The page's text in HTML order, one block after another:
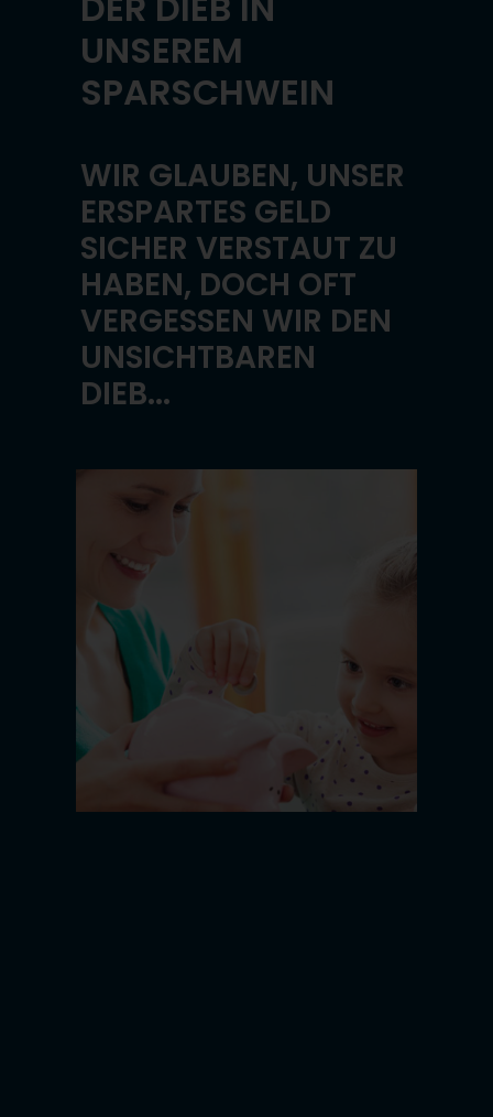
UNSEREM
SPARSCHWEIN
WIR GLAUBEN, UNSER
ERSPARTES GELD
SICHER VERSTAUT ZU
HABEN, DOCH OFT
VERGESSEN WIR DEN
UNSICHTBAREN
DIEB...